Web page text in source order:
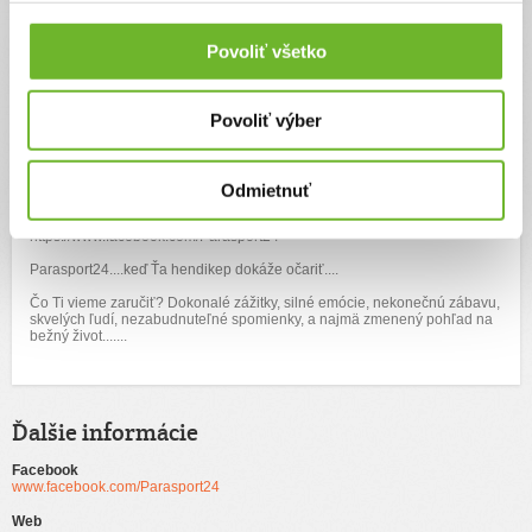
Povoliť všetko
Povoliť výber
Odmietnuť
Parasport24 vytvoril tím, ktorý je odhodlaný pomáhať, a preto spoločnými
silami opäť prebicykľujeme Slovensko, aby sme ukázali, že aj napriek
dodanie optimizmu prostredníctvom hendikepovaných ľudí, od ktorých sa
Do nášho projektu je zapojená každá televízia (TV JOJ, TV MARKÍZA,
Pomáhame hendikepovaným ľudom rôznymi spôsobmi. Napríklad
sú extrémne drahé.
finančnej pomoci rozdávame domáce spotrebiče a iné nevyhnutné veci
stránke www.parasport24.com, alebo facebooku:
https://www.facebook.com/Parasport24
Parasport24....keď Ťa hendikep dokáže očariť....
Čo Ti vieme zaručiť? Dokonalé zážitky, silné emócie, nekonečnú zábavu,
skvelých ľudí, nezabudnuteľné spomienky, a najmä zmenený pohľad na
bežný život.......
Ďalšie informácie
Facebook
www.facebook.com/Parasport24
Web